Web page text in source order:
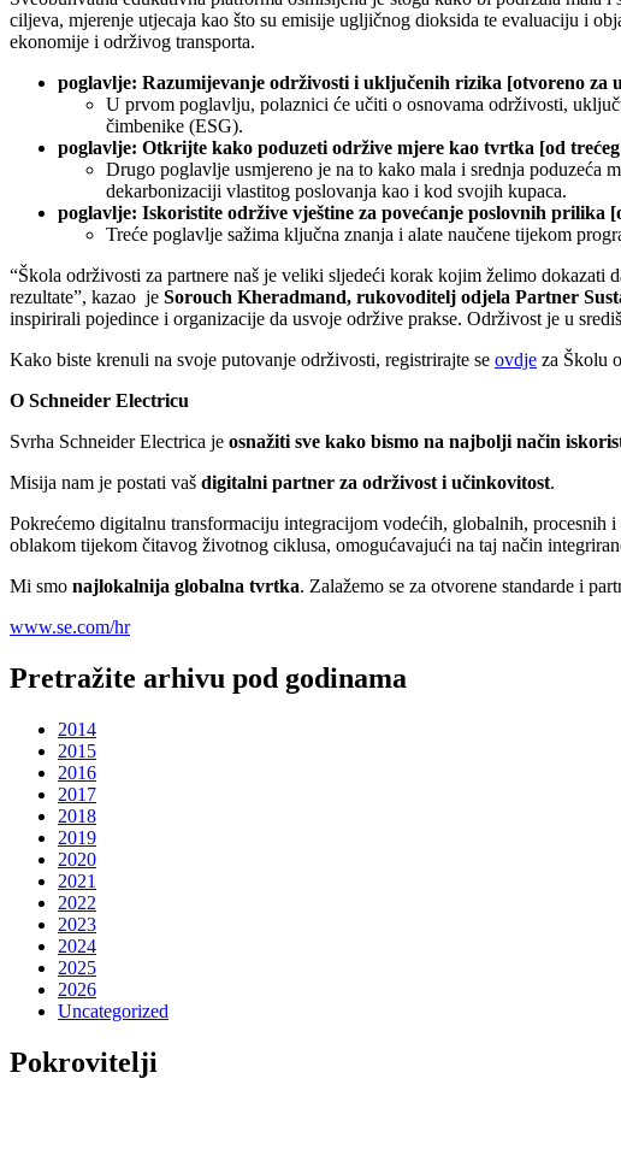
ciljeva, mjerenje utjecaja kao što su emisije ugljičnog dioksida te evaluaciju i
ekonomije i održivog transporta.
poglavlje: Razumijevanje održivosti i uključenih rizika [otvoreno za
U prvom poglavlju, polaznici će učiti o osnovama održivosti,
čimbenike (ESG).
poglavlje: Otkrijte kako poduzeti održive mjere kao tvrtka [od
Drugo poglavlje usmjereno je na to kako mala i srednja
dekarbonizaciji vlastitog poslovanja kao i kod svojih kupaca.
poglavlje: Iskoristite održive vještine za povećanje poslovnih prilika
Treće poglavlje sažima ključna znanja i alate naučene tijekom
“Škola održivosti za partnere naš je veliki sljedeći korak kojim želimo dokazati
rezultate”, kazao je Sorouch Kheradmand, rukovoditelj odjela Partner
inspirirali pojedince i organizacije da usvoje održive prakse. Održivost je u
Kako biste krenuli na svoje putovanje održivosti, registrirajte se ovdje za Školu
O Schneider Electricu
Svrha Schneider Electrica je osnažiti sve kako bismo na najbolji način
Misija nam je postati vaš digitalni partner za održivost i učinkovitost.
Pokrećemo digitalnu transformaciju integracijom vodećih, globalnih,
oblakom tijekom čitavog životnog ciklusa, omogućavajući na taj način
Mi smo najlokalnija globalna tvrtka. Zalažemo se za otvorene standarde i
www.se.com/hr
Pretražite arhivu pod godinama
2014
2015
2016
2017
2018
2019
2020
2021
2022
2023
2024
2025
2026
Uncategorized
Pokrovitelji